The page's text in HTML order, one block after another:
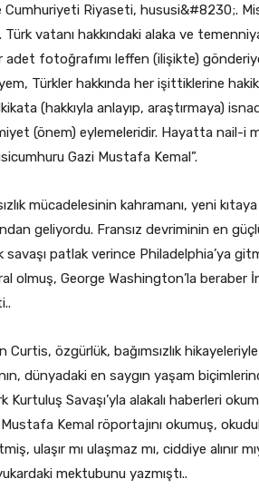
Riyaseti, hususi&#8230;.
vatanı hakkındaki alaka ve
fotoğrafımı leffen (ilişikte)
Türkler hakkında her işittiklerine
(hakkıyla anlayıp, araştırmaya)
(önem) eylemeleridir. Hayatta nail-i
Gazi Mustafa Kemal”.
mücadelesinin kahramanı, yeni
geliyordu. Fransız devriminin en
patlak verince Philadelphia’ya
olmuş, George Washington’la beraber
özgürlük, bağımsızlık
dünyadaki en saygın yaşam
Savaşı’yla alakalı haberleri
Kemal röportajını okumuş,
ulaşır mı ulaşmaz mı, ciddiye alınır
mektubunu yazmıştı..